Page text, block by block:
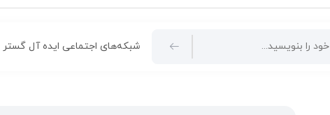
شبکه‌های اجتماعی ایده آل گستر